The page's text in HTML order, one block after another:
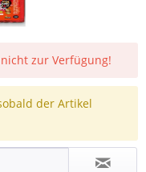
zur Verfügung!
der Artikel